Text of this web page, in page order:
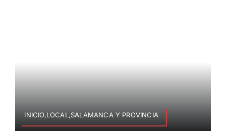
INICIO,LOCAL,SALAMANCA Y PROVINCIA